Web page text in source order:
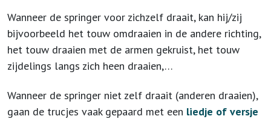
Wanneer de springer voor zichzelf draait, kan hij/zij
bijvoorbeeld het touw omdraaien in de andere richting,
het touw draaien met de armen gekruist, het touw
zijdelings langs zich heen draaien,…
Wanneer de springer niet zelf draait (anderen draaien),
gaan de trucjes vaak gepaard met een liedje of versje